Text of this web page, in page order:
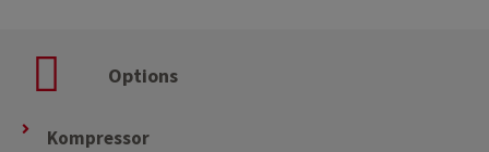
Options
Kompressor